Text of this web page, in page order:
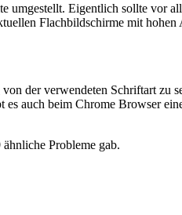
Eigentlich sollte vor
Flachbildschirme mit
der verwendeten Schriftart
es auch beim Chrome Browser
Probleme gab.